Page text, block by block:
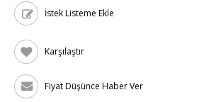
İstek Listeme Ekle
Karşılaştır
Fiyat Düşünce Haber Ver